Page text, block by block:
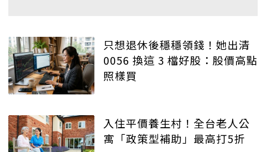
只想退休後穩穩領錢！她出清
0056 換這 3 檔好股：股價高點
照樣買
入住平價養生村！全台老人公
寓「政策型補助」最高打5折